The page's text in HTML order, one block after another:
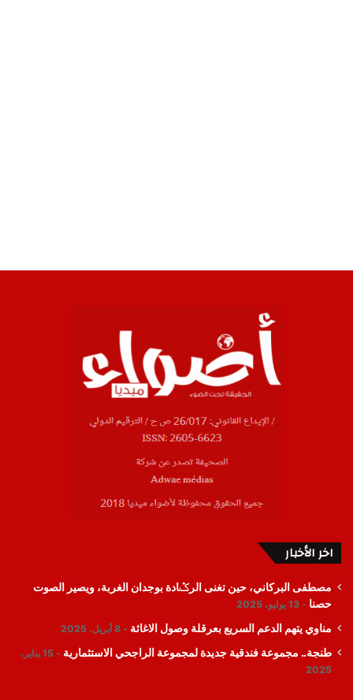
اخر الأخبار
مصطفى البركاني، حين تغنى الرݣادة بوجدان الغربة، ويصير الصوت
حصنا
13 يوليو، 2025
مناوي يتهم الدعم السريع بعرقلة وصول الاغاثة 8 أبريل، 2025
طنجة.. مجموعة فندقية جديدة لمجموعة الراجحي الاستثمارية
15 يناير،
2025